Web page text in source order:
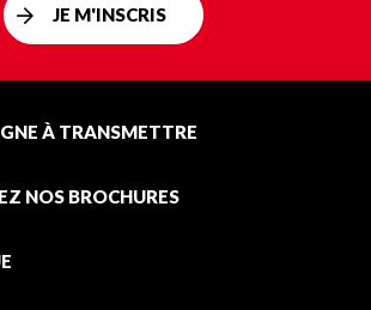
JE M'INSCRIS
À TRANSMETTRE
NOS BROCHURES